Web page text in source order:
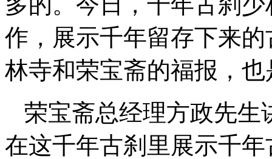
作，展示千年留存下来
林寺和荣宝斋的福报，
荣宝斋总经理方政先生
在这千年古刹里展示千